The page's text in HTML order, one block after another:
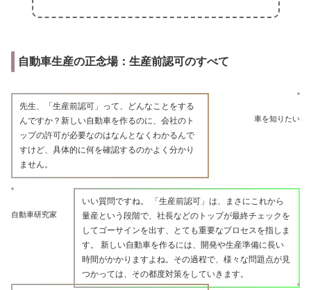
自動車生産の正念場：生産前認可のすべて
車を知りたい
先生、「生産前認可」って、どんなことをする
んですか？新しい自動車を作るのに、会社のト
ップの許可が必要なのはなんとなくわかるんで
すけど、具体的に何を確認するのかよく分かり
ません。
自動車研究家
いい質問ですね。 「生産前認可」は、まさにこれから
量産という段階で、社長などのトップが最終チェックを
してゴーサインを出す、とても重要なプロセスを指しま
す。 新しい自動車を作るには、開発や生産準備に長い
時間がかかりますよね。その過程で、様々な問題点が見
つかっては、その都度対策をしていきます。